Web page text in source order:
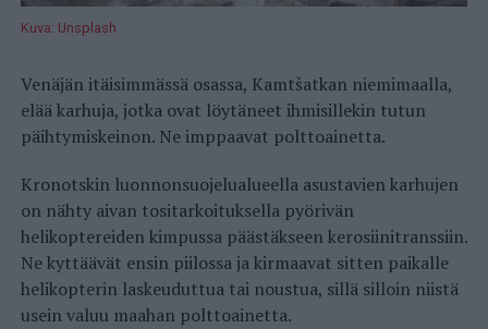
Kuva: Unsplash
Venäjän itäisimmässä osassa, Kamtšatkan niemimaalla,
elää karhuja, jotka ovat löytäneet ihmisillekin tutun
päihtymiskeinon. Ne imppaavat polttoainetta.
Kronotskin luonnonsuojelualueella asustavien karhujen
on nähty aivan tositarkoituksella pyörivän
helikoptereiden kimpussa päästäkseen kerosiinitranssiin.
Ne kyttäävät ensin piilossa ja kirmaavat sitten paikalle
helikopterin laskeuduttua tai noustua, sillä silloin niistä
usein valuu maahan polttoainetta.